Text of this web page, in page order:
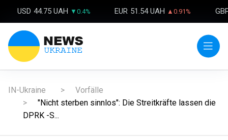
USD 44.75 UAH ▼0.4% EUR 51.54 UAH ▲0.91%
IN-Ukraine
Vorfälle
"Nicht sterben sinnlos": Die Streitkräfte lassen die
DPRK -S...